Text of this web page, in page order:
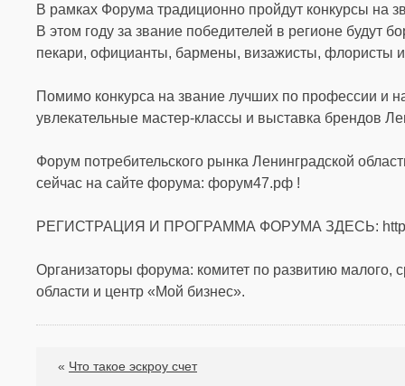
В рамках Форума традиционно пройдут конкурсы на
В этом году за звание победителей в регионе будут
пекари, официанты, бармены, визажисты, флористы
Помимо конкурса на звание лучших по профессии и
увлекательные мастер-классы и выставка брендов
Форум потребительского рынка Ленинградской
сейчас на сайте форума: форум47.рф !
РЕГИСТРАЦИЯ И ПРОГРАММА ФОРУМА ЗДЕСЬ:
Организаторы форума: комитет по развитию малого,
области и центр «Мой бизнес».
« Что такое эскроу счет